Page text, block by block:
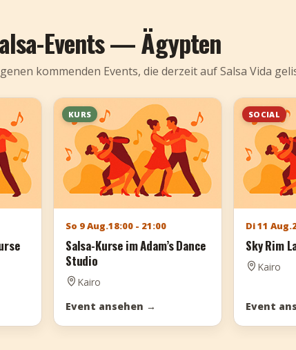
Events — Ägypten
kommenden Events, die derzeit auf Salsa Vida
KURS
So 9 Aug.18:00 - 21:00
Salsa-Kurse im Adam’s Dance
Studio
Kairo
Event ansehen →
SOCIAL
Di 11 Aug.
Sky Rim
Kairo
Event